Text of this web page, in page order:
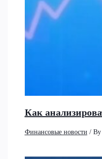
Как
Финансовые новости / By